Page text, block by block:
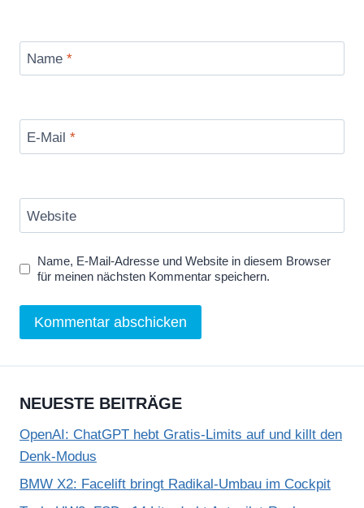
Name *
E-Mail *
Website
Name, E-Mail-Adresse und Website in diesem Browser
für meinen nächsten Kommentar speichern.
NEUESTE BEITRÄGE
OpenAI: ChatGPT hebt Gratis-Limits auf und killt den
Denk-Modus
BMW X2: Facelift bringt Radikal-Umbau im Cockpit